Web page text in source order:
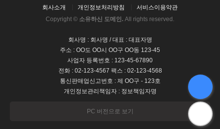
회사소개 개인정보처리방침
서비스이용약관
Copyright © 소유하신 도메인. All rights reserved.
회사명 : 회사명 / 대표 : 대표자명
주소 : OO도 OO시 OO구 OO동 123-45
사업자 등록번호 : 123-45-67890
전화 : 02-123-4567 팩스 : 02-123-4568
통신판매업신고번호 : 제 OO구 - 123호
개인정보관리책임자 : 정보책임자명
PC 버전으로 보기